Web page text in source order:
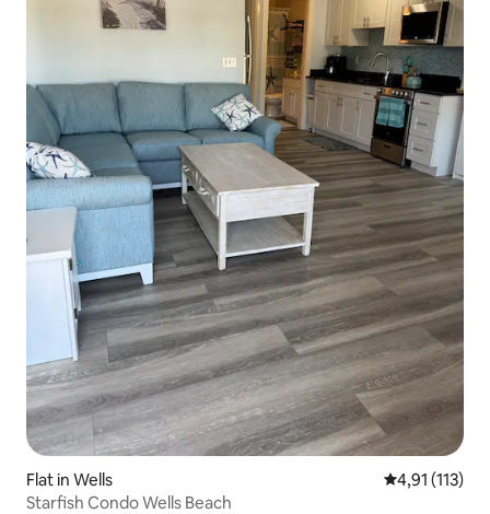
Flat in Wells Gemiddelde
4,91 (113)
Starfish Condo Wells Beach